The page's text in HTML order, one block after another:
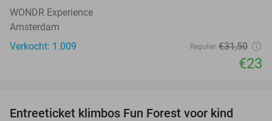
WONDR Experience
Amsterdam
Verkocht: 1.009
Regulier €31,50
€23
Entreeticket klimbos Fun Forest voor kind